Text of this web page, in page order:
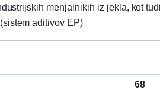
menjalnikih iz jekla, kot
aditivov EP)
68